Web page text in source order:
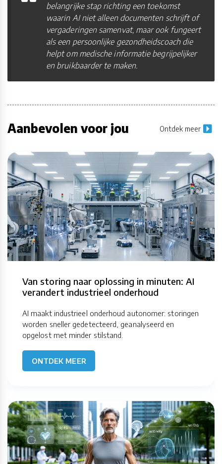
belangrijke stap richting een toekomst
waarin AI niet alleen documenten schrijft of
vergaderingen samenvat, maar ook fungeert
als een persoonlijke gezondheidscoach die
helpt om medische informatie begrijpelijker
en bruikbaarder te maken.
Aanbevolen voor jou Ontdek meer
Van storing naar oplossing in minuten: AI
verandert industrieel onderhoud
AI maakt industrieel onderhoud autonomer: storingen
worden sneller gedetecteerd, geanalyseerd en
opgelost met minder stilstand.
ONTDEK MEER